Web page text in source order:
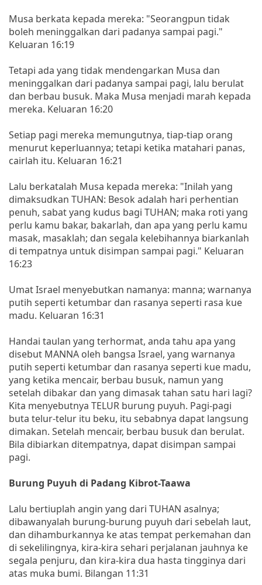
Musa berkata kepada mereka: "Seorangpun tidak
boleh meninggalkan dari padanya sampai pagi."
Keluaran 16:19
Tetapi ada yang tidak mendengarkan Musa dan
meninggalkan dari padanya sampai pagi, lalu berulat
dan berbau busuk. Maka Musa menjadi marah kepada
mereka. Keluaran 16:20
Setiap pagi mereka memungutnya, tiap-tiap orang
menurut keperluannya; tetapi ketika matahari panas,
cairlah itu. Keluaran 16:21
Lalu berkatalah Musa kepada mereka: "Inilah yang
dimaksudkan TUHAN: Besok adalah hari perhentian
penuh, sabat yang kudus bagi TUHAN; maka roti yang
perlu kamu bakar, bakarlah, dan apa yang perlu kamu
masak, masaklah; dan segala kelebihannya biarkanlah
di tempatnya untuk disimpan sampai pagi." Keluaran
16:23
Umat Israel menyebutkan namanya: manna; warnanya
putih seperti ketumbar dan rasanya seperti rasa kue
madu. Keluaran 16:31
Handai taulan yang terhormat, anda tahu apa yang
disebut MANNA oleh bangsa Israel, yang warnanya
putih seperti ketumbar dan rasanya seperti kue madu,
yang ketika mencair, berbau busuk, namun yang
setelah dibakar dan yang dimasak tahan satu hari lagi?
Kita menyebutnya TELUR burung puyuh. Pagi-pagi
buta telur-telur itu beku, itu sebabnya dapat langsung
dimakan. Setelah mencair, berbau busuk dan berulat.
Bila dibiarkan ditempatnya, dapat disimpan sampai
pagi.
Burung Puyuh di Padang Kibrot-Taawa
Lalu bertiuplah angin yang dari TUHAN asalnya;
dibawanyalah burung-burung puyuh dari sebelah laut,
dan dihamburkannya ke atas tempat perkemahan dan
di sekelilingnya, kira-kira sehari perjalanan jauhnya ke
segala penjuru, dan kira-kira dua hasta tingginya dari
atas muka bumi. Bilangan 11:31